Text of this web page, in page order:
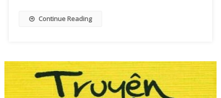
Continue Reading